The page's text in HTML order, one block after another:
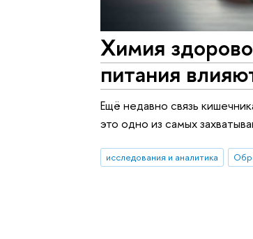
Химия
питания
Ещё недавно связь
это одно из самых
исследования и аналитика